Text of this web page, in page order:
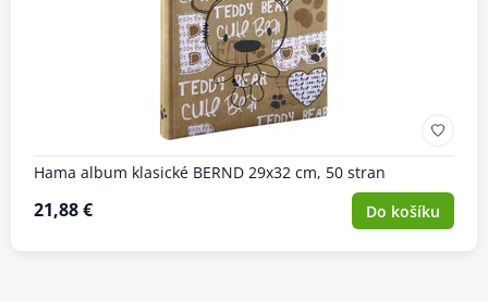
Hama album klasické BERND 29x32 cm, 50 stran
21,88 € Do košíku